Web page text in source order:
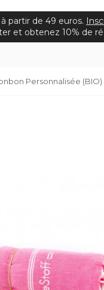
partir de 49 euros.
et obtenez 10% de
Personnalisée (BIO)